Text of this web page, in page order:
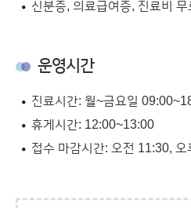
신분증, 의료급여증, 진료비
운영시간
진료시간: 월~금요일
휴게시간: 12:00~13:00
접수 마감시간: 오전 11:30,